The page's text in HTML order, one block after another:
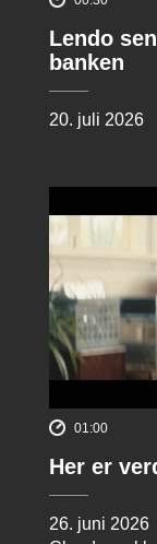
Lendo
banken
20. juli 2026
01:00
Her er
26. juni 2026